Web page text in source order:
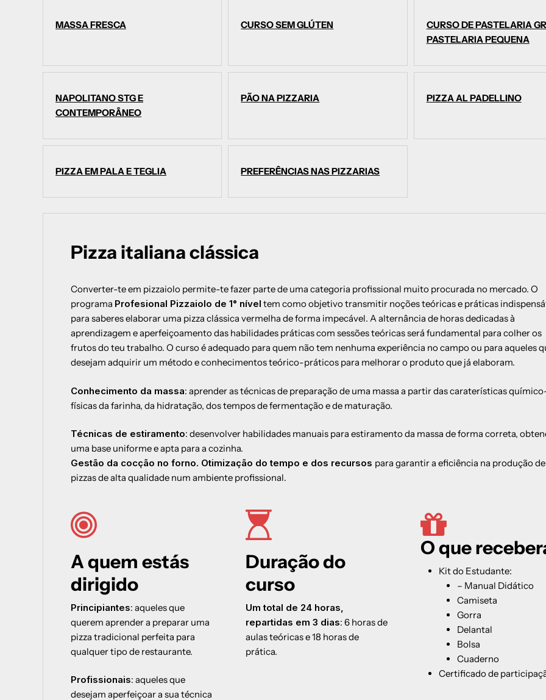
MASSA FRESCA CURSO SEM GLÚTEN
CURSO DE PASTELARIA
PASTELARIA PEQUENA
NAPOLITANO STG E
CONTEMPORÂNEO
PÃO NA PIZZARIA PIZZA AL PADELLINO
PIZZA EM PALA E TEGLIA PREFERÊNCIAS NAS PIZZARIAS
Pizza italiana clássica
Converter-te em pizzaiolo permite-te fazer parte de uma categoria profissional muito procurada no mercado. O
programa Profesional Pizzaiolo de 1° nível tem como objetivo transmitir noções teóricas e práticas
para saberes elaborar uma pizza clássica vermelha de forma impecável. A alternância de horas dedicadas à
aprendizagem e aperfeiçoamento das habilidades práticas com sessões teóricas será fundamental para colher os
frutos do teu trabalho. O curso é adequado para quem não tem nenhuma experiência no campo ou para aqueles
desejam adquirir um método e conhecimentos teórico-práticos para melhorar o produto que já elaboram.
Conhecimento da massa: aprender as técnicas de preparação de uma massa a partir das caraterísticas
físicas da farinha, da hidratação, dos tempos de fermentação e de maturação.
Técnicas de estiramento: desenvolver habilidades manuais para estiramento da massa de forma correta,
uma base uniforme e apta para a cozinha.
Gestão da cocção no forno. Otimização do tempo e dos recursos para garantir a eficiência na produção de
pizzas de alta qualidade num ambiente profissional.
A quem estás
dirigido
Principiantes: aqueles que
querem aprender a preparar uma
pizza tradicional perfeita para
qualquer tipo de restaurante.
Profissionais: aqueles que
desejam aperfeiçoar a sua técnica
Duração do
curso
Um total de 24 horas,
repartidas em 3 dias: 6 horas de
aulas teóricas e 18 horas de
prática.
O que
Kit do Estudante:
– Manual Didático
Camiseta
Gorra
Delantal
Bolsa
Cuaderno
Certificado de